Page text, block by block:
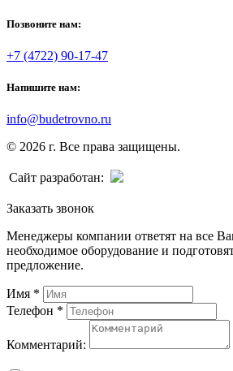
Позвоните нам:
+7 (4722) 90-17-47
Напишите нам:
info@budetrovno.ru
© 2026 г. Все права защищены.
Сайт разработан:
Заказать звонок
Менеджеры компании ответят на все
необходимое оборудование и
предложение.
Имя *
Телефон *
Комментарий: